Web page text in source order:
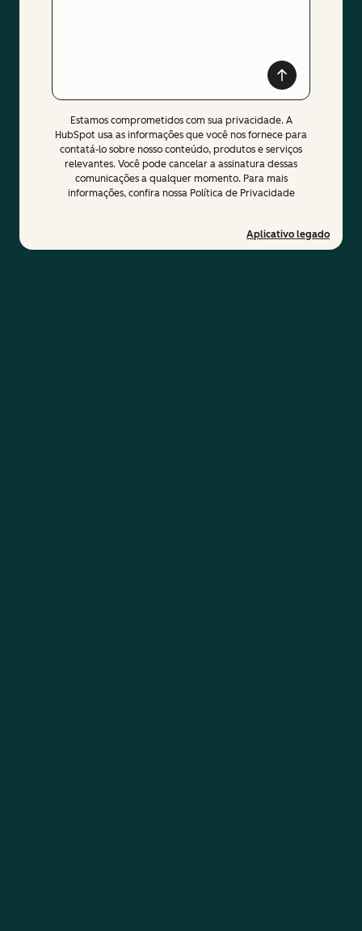
Estamos comprometidos com sua privacidade. A
HubSpot usa as informações que você nos fornece para
contatá-lo sobre nosso conteúdo, produtos e serviços
relevantes. Você pode cancelar a assinatura dessas
comunicações a qualquer momento. Para mais
informações, confira nossa Política de Privacidade
Aplicativo legado